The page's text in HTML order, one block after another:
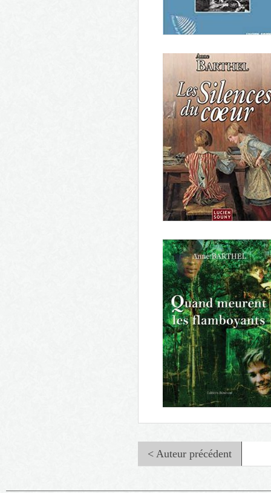
La fille sur le toit
Les enfants de personne
Les silences du coeur
< Auteur précédent